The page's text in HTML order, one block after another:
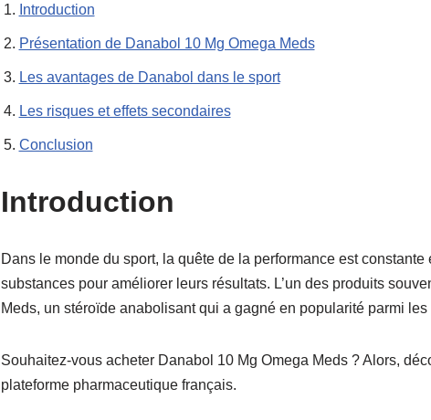
Introduction
Présentation de Danabol 10 Mg Omega Meds
Les avantages de Danabol dans le sport
Les risques et effets secondaires
Conclusion
Introduction
Dans le monde du sport, la quête de la performance est
substances pour améliorer leurs résultats. L’un des produits
Meds, un stéroïde anabolisant qui a gagné en popularité parmi
Souhaitez-vous acheter Danabol 10 Mg Omega Meds ? Alors,
plateforme pharmaceutique français.